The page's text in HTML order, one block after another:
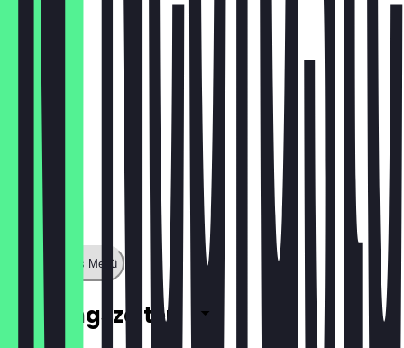
1,60 €
Zeige ganzes Menü
Öffnungszeiten